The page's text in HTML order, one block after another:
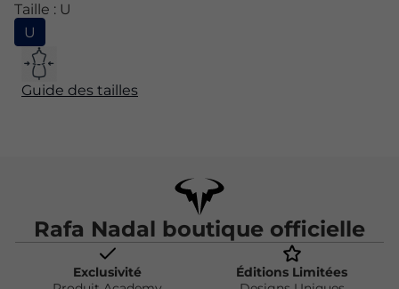
Taille : U
U
Guide des tailles
Rafa Nadal boutique officielle
Exclusivité
Éditions Limitées